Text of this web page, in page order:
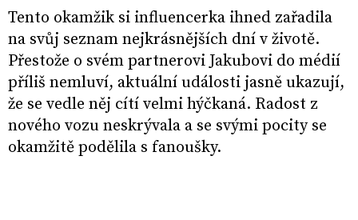
Tento okamžik si influencerka ihned zařadila
na svůj seznam nejkrásnějších dní v životě.
Přestože o svém partnerovi Jakubovi do médií
příliš nemluví, aktuální události jasně ukazují,
že se vedle něj cítí velmi hýčkaná. Radost z
nového vozu neskrývala a se svými pocity se
okamžitě podělila s fanoušky.